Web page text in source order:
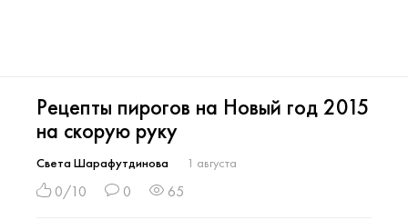
Рецепты пирогов на Новый год 2015
на скорую руку
Света Шарафутдинова 1 августа
0/10 0 65